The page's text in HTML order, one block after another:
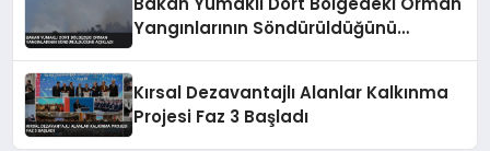
Yangınlarının Söndürüldüğünü
Kırsal Dezavantajlı Alanlar Kalkınma
Projesi Faz 3 Başladı